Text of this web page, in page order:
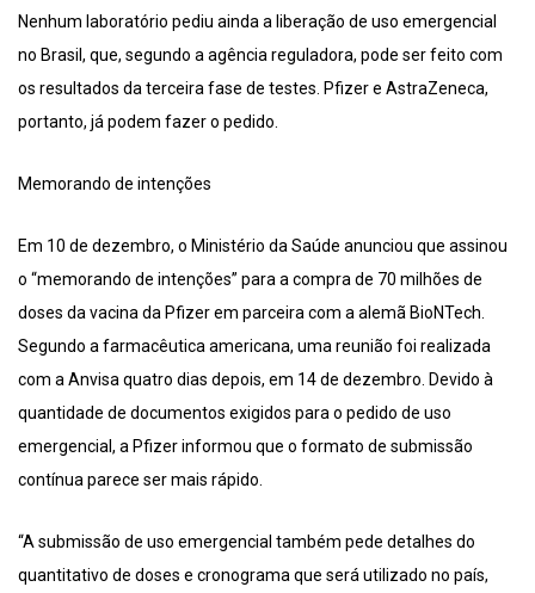
Nenhum laboratório pediu ainda a liberação de uso emergencial
no Brasil, que, segundo a agência reguladora, pode ser feito com
os resultados da terceira fase de testes. Pfizer e AstraZeneca,
portanto, já podem fazer o pedido.
Memorando de intenções
Em 10 de dezembro, o Ministério da Saúde anunciou que assinou
o “memorando de intenções” para a compra de 70 milhões de
doses da vacina da Pfizer em parceira com a alemã BioNTech.
Segundo a farmacêutica americana, uma reunião foi realizada
com a Anvisa quatro dias depois, em 14 de dezembro. Devido à
quantidade de documentos exigidos para o pedido de uso
emergencial, a Pfizer informou que o formato de submissão
contínua parece ser mais rápido.
“A submissão de uso emergencial também pede detalhes do
quantitativo de doses e cronograma que será utilizado no país,